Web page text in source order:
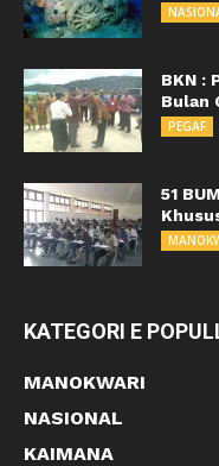
BKN :
Bulan
PEGAF
51
KATEGORI E
MANOKWARI
NASIONAL
KAIMANA